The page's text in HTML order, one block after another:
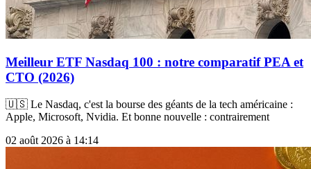
Meilleur ETF Nasdaq 100 : notre comparatif PEA et
CTO (2026)
🇺🇸 Le Nasdaq, c'est la bourse des géants de la tech américaine :
Apple, Microsoft, Nvidia. Et bonne nouvelle : contrairement
02 août 2026 à 14:14